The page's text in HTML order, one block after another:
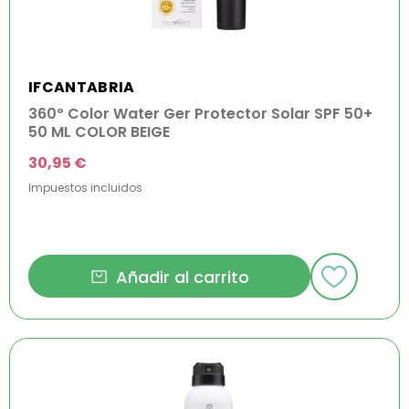
IFCANTABRIA
360º Color Water Ger Protector Solar SPF 50+
50 ML COLOR BEIGE
30,95 €
Impuestos incluidos
Añadir al carrito